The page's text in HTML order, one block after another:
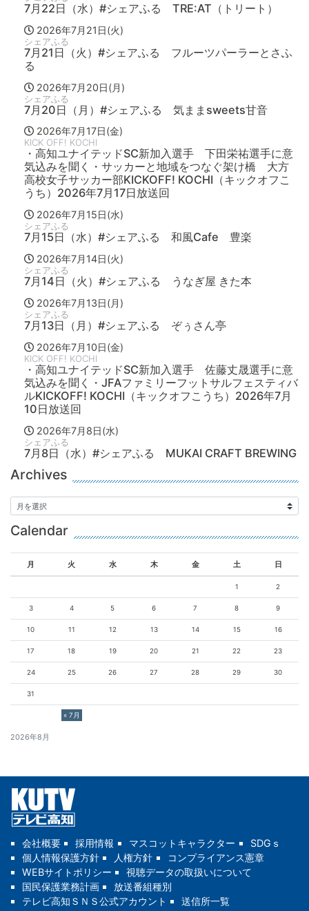
7月22日（水）#シェアふる TRE:AT（トリート）
2026年7月21日(火)
シェアふる
7月21日（火）#シェアふる フルーツパーラーとさふ
る
2026年7月20日(月)
シェアふる
7月20日（月）#シェアふる 気ままsweets甘音
2026年7月17日(金)
KICK OFF! KOCHI
・高知ユナイテッドSC新加入選手 下田栄祐選手に意
気込みを聞く・サッカーと地域をつなぐ架け橋 大方
高校女子サッカー部KICKOFF! KOCHI（キックオフこ
うち）2026年7月17日放送回
2026年7月15日(水)
シェアふる
7月15日（水）#シェアふる 和風Cafe 豊楽
2026年7月14日(火)
シェアふる
7月14日（火）#シェアふる うなぎ屋 きた本
2026年7月13日(月)
シェアふる
7月13日（月）#シェアふる ぞぅさん亭
2026年7月10日(金)
KICK OFF! KOCHI
・高知ユナイテッドSC新加入選手 佐藤丈晟選手に意
気込みを聞く・JFAファミリーフットサルフェスティバ
ルKICKOFF! KOCHI（キックオフこうち）2026年7月
10日放送回
2026年7月8日(水)
シェアふる
7月8日（水）#シェアふる MUKAI CRAFT BREWING
Archives
Calendar
2026年8月
月 火 水 木 金 土 日
« 7月
1 2
3 4 5 6 7 8 9
10 11 12 13 14 15 16
17 18 19 20 21 22 23
24 25 26 27 28 29 30
31
会社概要 採用情報 マスコットキャラクター
SDGｓ
個人情報保護方針
人権方針
コンプライアンス憲章
WEBサイトポリシー
視聴データの取扱いについて
国民保護業務計画
放送番組種別
テレビ高知ＳＮＳ公式アカウント
送信所一覧